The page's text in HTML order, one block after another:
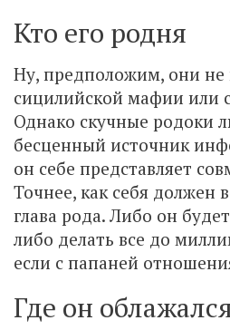
Кто его родня
Ну, предположим, они не
сицилийской мафии или
Однако скучные родоки
бесценный источник
он себе представляет
Точнее, как себя должен
глава рода. Либо он
либо делать все до
если с папаней
Где он